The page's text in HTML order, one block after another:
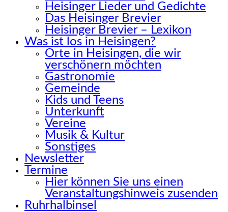
Heisinger Lieder und Gedichte
Das Heisinger Brevier
Heisinger Brevier – Lexikon
Was ist los in Heisingen?
Orte in Heisingen, die wir
verschönern möchten
Gastronomie
Gemeinde
Kids und Teens
Unterkunft
Vereine
Musik & Kultur
Sonstiges
Newsletter
Termine
Hier können Sie uns einen
Veranstaltungshinweis zusenden
Ruhrhalbinsel